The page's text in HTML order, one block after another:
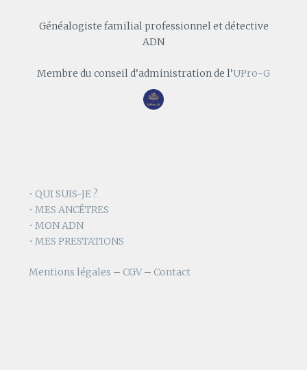
Généalogiste familial professionnel et détective
ADN
Membre du conseil d’administration de l’UPro-G
• QUI SUIS-JE ?
• MES ANCÊTRES
• MON ADN
• MES PRESTATIONS
Mentions légales – CGV– Contact